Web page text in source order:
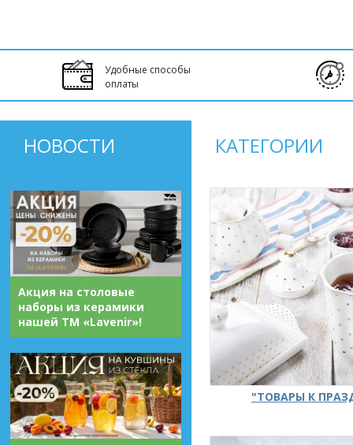
Удобные способы
оплаты
НОВОСТИ
Акция на столовые
наборы из керамики
нашей ТМ «Lavenir»!
КАТЕГОРИИ
"ТОВАРЫ К